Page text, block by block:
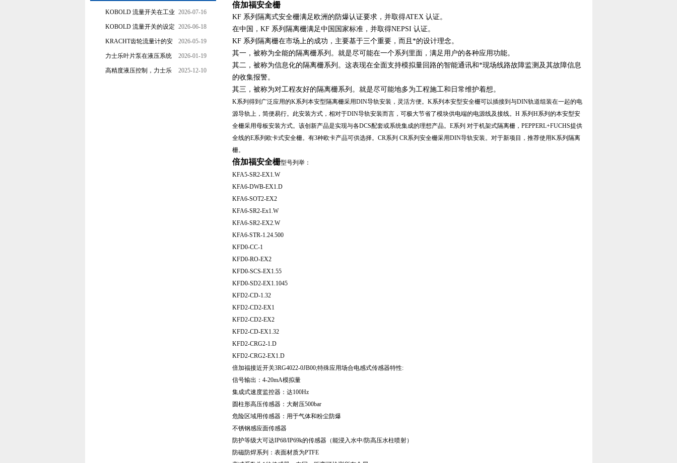
KOBOLD 流量开关在工业
管道水流量监测中的应用
2026-07-16
KOBOLD 流量开关的设定
流量调节与刻度指示
2026-06-18
KRACHT齿轮流量计的安
装要求：直管段、过滤器
2026-05-19
力士乐叶片泵在液压系统
中的应用分析
2026-01-19
高精度液压控制，力士乐
2025-12-10
倍加福安全栅
KF 系列隔离式安全栅满足欧洲的防爆认证要求，并取得ATEX 认证。
在中国，KF 系列隔离栅满足中国国家标准，并取得NEPSI 认证。
KF 系列隔离栅在市场上的成功，主要基于三个重要，而且*的设计理念。
其一，被称为全能的隔离栅系列。就是尽可能在一个系列里面，满足用户的各种应用功能。
其二，被称为信息化的隔离栅系列。这表现在全面支持模拟量回路的智能通讯和*现场线路故障监测及其故障信息
的收集报警。
其三，被称为对工程友好的隔离栅系列。就是尽可能地多为工程施工和日常维护着想。
K系列得到广泛应用的K系列本安型隔离栅采用DIN导轨安装，灵活方便。K系列本安型安全栅可以插接到与DIN轨道组装在一起的电
源导轨上，简便易行。此安装方式，相对于DIN导轨安装而言，可极大节省了模块供电端的电源线及接线。H 系列H系列的本安型安
全栅采用母板安装方式。该创新产品是实现与各DCS配套或系统集成的理想产品。E系列 对于机架式隔离栅，PEPPERL+FUCHS提供
全线的E系列欧卡式安全栅。有3种欧卡产品可供选择。CR系列 CR系列安全栅采用DIN导轨安装。对于新项目，推荐使用K系列隔离
栅。
倍加福安全栅型号列举：
KFA5-SR2-EX1.W
KFA6-DWB-EX1.D
KFA6-SOT2-EX2
KFA6-SR2-Ex1.W
KFA6-SR2-EX2.W
KFA6-STR-1.24.500
KFD0-CC-1
KFD0-RO-EX2
KFD0-SCS-EX1.55
KFD0-SD2-EX1.1045
KFD2-CD-1.32
KFD2-CD2-EX1
KFD2-CD2-EX2
KFD2-CD-EX1.32
KFD2-CRG2-1.D
KFD2-CRG2-EX1.D
倍加福接近开关3RG4022-0JB00;特殊应用场合电感式传感器特性:
信号输出：4-20mA模拟量
集成式速度监控器：达100Hz
圆柱形高压传感器：大耐压500bar
危险区域用传感器：用于气体和粉尘防爆
不锈钢感应面传感器
防护等级大可达IP68/IP69k的传感器（能浸入水中/防高压水柱喷射）
防磁防焊系列：表面材质为PTFE